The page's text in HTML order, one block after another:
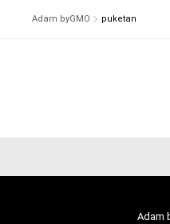
Adam byGMO puketan
Adam